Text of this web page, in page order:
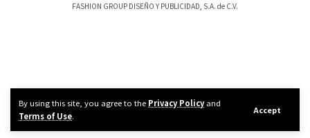
By using this site, you agree to the Privacy Policyand
Terms of Use.
Accept
FASHION GROUP DISEÑO Y PUBLICIDAD, S.A. de C.V.